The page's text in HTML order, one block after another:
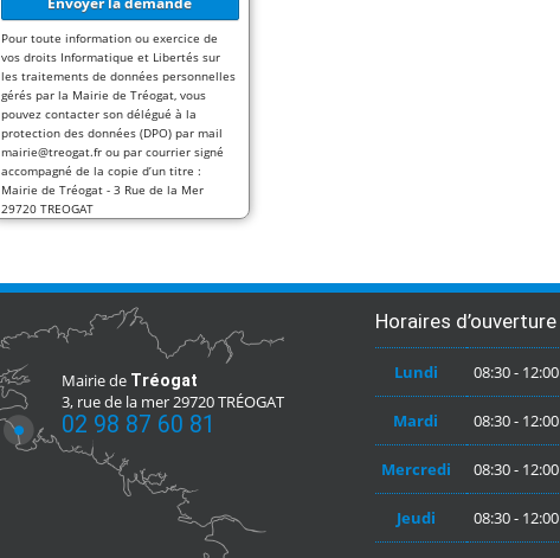
Pour toute information ou exercice de
vos droits Informatique et Libertés sur
les traitements de données personnelles
gérés par la Mairie de Tréogat, vous
pouvez contacter son délégué à la
protection des données (DPO) par mail
mairie@treogat.fr ou par courrier signé
accompagné de la copie d’un titre :
Mairie de Tréogat - 3 Rue de la Mer
29720 TREOGAT
Mairie de Tréogat
3, rue de la mer 29720 TRÉOGAT
02 98 87 60 81
Horaires d’ouverture
Lundi 08:30 - 12:00
Mardi 08:30 - 12:00
Mercredi 08:30 - 12:00
Jeudi 08:30 - 12:00